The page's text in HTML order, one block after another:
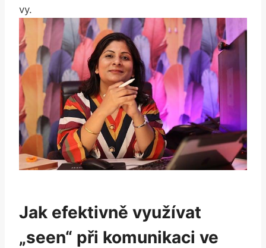
vy.
Jak efektivně využívat
„seen“ při komunikaci ve